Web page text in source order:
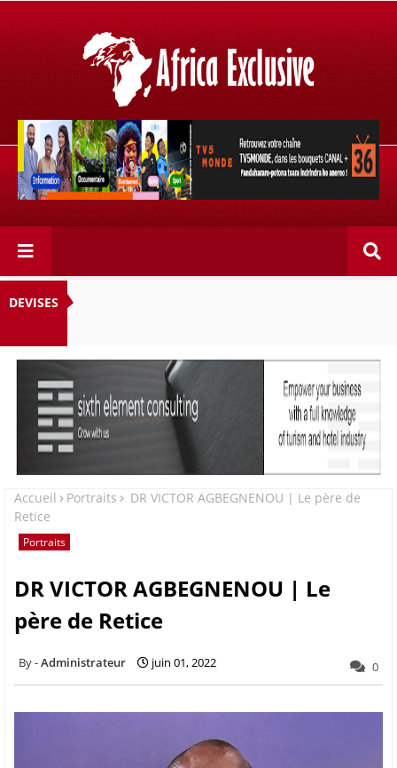
Retrouvez votre chaîne @TV5MONDE, dans les bouquets
CANAL+ 36 . Fandaharam-potoana tsara indrindra ho
anareo!
DEVISES
Accueil Portraits
DR VICTOR AGBEGNENOU | Le père de
Retice
Portraits
DR VICTOR AGBEGNENOU | Le
père de Retice
Administrateur juin 01, 2022 0